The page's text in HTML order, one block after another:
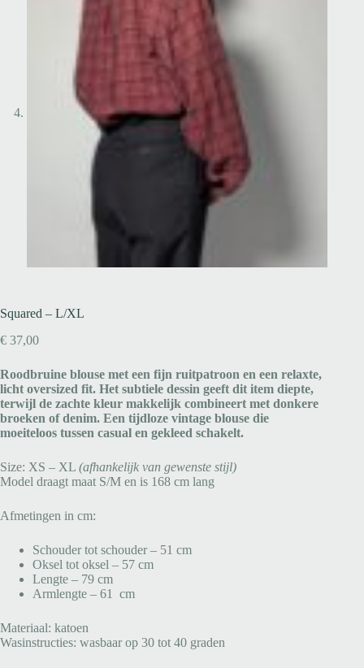
Squared – L/XL
€ 37,00
Roodbruine blouse met een fijn ruitpatroon en een relaxte,
licht oversized fit. Het subtiele dessin geeft dit item diepte,
terwijl de zachte kleur makkelijk combineert met donkere
broeken of denim. Een tijdloze vintage blouse die
moeiteloos tussen casual en gekleed schakelt.
Size: XS – XL (afhankelijk van gewenste stijl)
Model draagt maat S/M en is 168 cm lang
Afmetingen in cm:
Schouder tot schouder – 51 cm
Oksel tot oksel – 57 cm
Lengte – 79 cm
Armlengte – 61 cm
Materiaal: katoen
Wasinstructies: wasbaar op 30 tot 40 graden